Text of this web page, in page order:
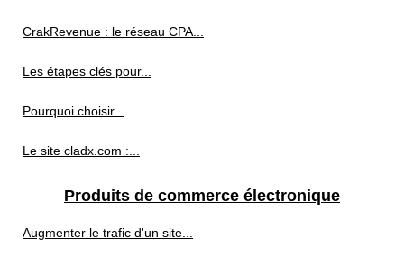
CrakRevenue : le réseau CPA...
Les étapes clés pour...
Pourquoi choisir...
Le site cladx.com :...
Produits de commerce électronique
Augmenter le trafic d'un site...